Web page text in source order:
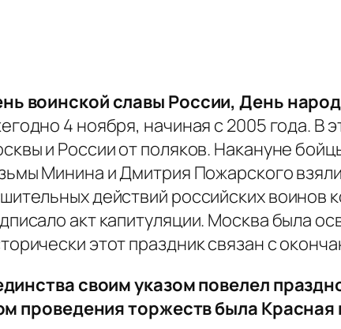
воинской славы России, День
4 ноября, начиная с 2005 года. В
и России от поляков. Накануне
Минина и Дмитрия Пожарского
действий российских воинов
акт капитуляции. Москва была
этот праздник связан с
своим указом повелел
проведения торжеств была